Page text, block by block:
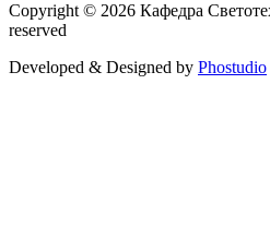
Copyright © 2026 Кафедра
reserved
Developed & Designed by Phostudio